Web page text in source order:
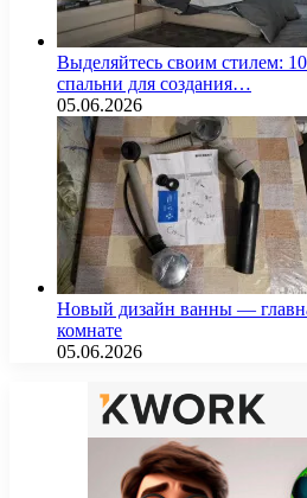
Выделяйтесь своим стилем:
спальни для создания…
05.06.2026
Новый дизайн ванны —
комнате
05.06.2026